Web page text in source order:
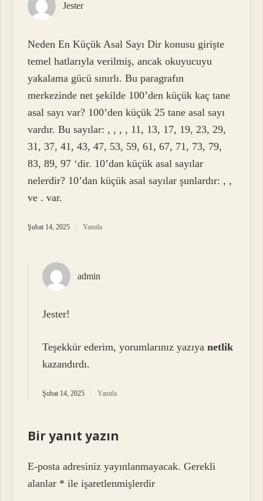
Jester
Neden En Küçük Asal Sayı Dir konusu girişte
temel hatlarıyla verilmiş, ancak okuyucuyu
yakalama gücü sınırlı. Bu paragrafın
merkezinde net şekilde 100’den küçük kaç tane
asal sayı var? 100’den küçük 25 tane asal sayı
vardır. Bu sayılar: , , , , 11, 13, 17, 19, 23, 29,
31, 37, 41, 43, 47, 53, 59, 61, 67, 71, 73, 79,
83, 89, 97 ‘dir. 10’dan küçük asal sayılar
nelerdir? 10’dan küçük asal sayılar şunlardır: , ,
ve . var.
Şubat 14, 2025 Yanıtla
admin
Jester!
Teşekkür ederim, yorumlarınız yazıyanetlik
kazandırdı.
Şubat 14, 2025 Yanıtla
Bir yanıt yazın
E-posta adresiniz yayınlanmayacak. Gerekli
alanlar * ile işaretlenmişlerdir